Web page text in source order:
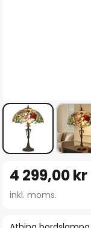
till
början
bildgalleriet
4 299,00 kr
inkl. moms.